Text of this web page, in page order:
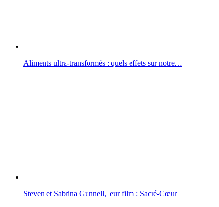
Aliments ultra-transformés : quels effets sur notre…
Steven et Sabrina Gunnell, leur film : Sacré-Cœur